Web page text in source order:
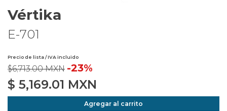
Vértika
E-701
Precio de lista / IVA incluido
$6,713.00 MXN -23%
$ 5,169.01 MXN
Agregar al carrito